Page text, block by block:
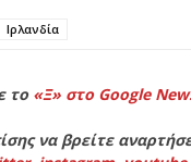
Ιρλανδία
το «Ξ» στο Google
να βρείτε